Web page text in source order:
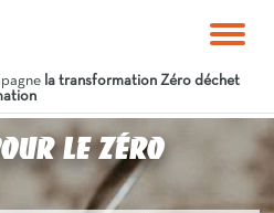
la transformation Zéro déchet
le zéro